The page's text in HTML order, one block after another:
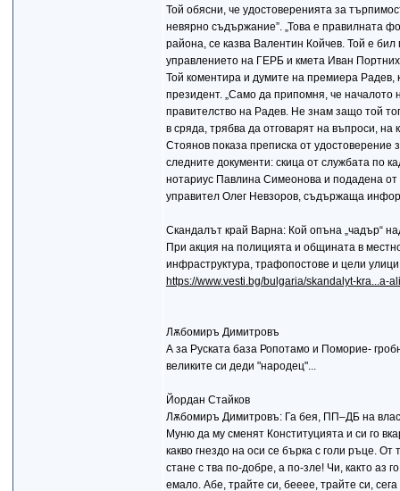
Той обясни, че удостоверенията за
невярно съдържание”. „Това е правилната
района, се казва Валентин Койчев. Той е
управлението на ГЕРБ и кмета Иван
Той коментира и думите на премиера Радев,
президент. „Само да припомня, че началото
правителство на Радев. Не знам защо той
в сряда, трябва да отговарят на въпроси, на
Стоянов показа преписка от удостоверение
следните документи: скица от службата по
нотариус Павлина Симеонова и подадена
управител Олег Невзоров, съдържаща
Скандалът край Варна: Кой опъна „чадър“
При акция на полицията и общината в
инфраструктура, трафопостове и цели
https://www.vesti.bg/bulgaria/skandalyt-kra...a-
Лѫбомиръ Димитровъ
А за Руската база Ропотамо и Поморие-
великите си деди "народец"...
Йордан Стайков
Лѫбомиръ Димитровъ: Га бея, ПП–ДБ на
Муню да му сменят Конституцията и си го
какво гнездо на оси се бърка с голи ръце.
стане с тва по-добре, а по-зле! Чи, както
емало. Абе, трайте си, бееее, трайте си,